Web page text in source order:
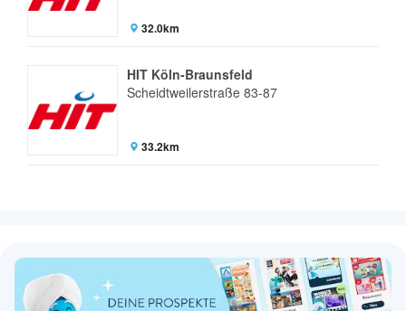
32.0km
HIT Köln-Braunsfeld
Scheidtweilerstraße 83-87
33.2km